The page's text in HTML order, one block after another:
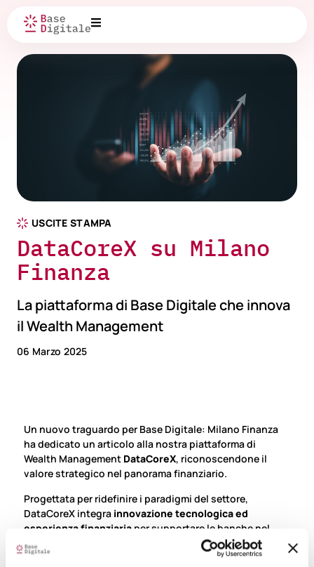
USCITE STAMPA
DataCoreX su Milano
Finanza
La piattaforma di Base Digitale che innova
il Wealth Management
06 Marzo 2025
Un nuovo traguardo per Base Digitale: Milano Finanza
ha dedicato un articolo alla nostra piattaforma di
Wealth Management DataCoreX, riconoscendone il
valore strategico nel panorama finanziario.
Progettata per ridefinire i paradigmi del settore,
DataCoreX integra innovazione tecnologica ed
esperienza finanziaria per supportare le banche nel
migliorare la propria efficienza operativa e ottenere
risultati concreti: